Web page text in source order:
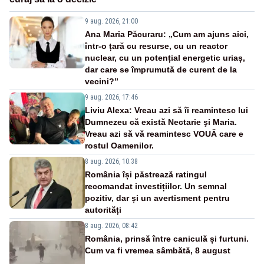
9 aug. 2026, 21:00
Ana Maria Păcuraru: „Cum am ajuns aici,
într-o țară cu resurse, cu un reactor
nuclear, cu un potențial energetic uriaș,
dar care se împrumută de curent de la
vecini?”
9 aug. 2026, 17:46
Liviu Alexa: Vreau azi sǎ îi reamintesc lui
Dumnezeu cǎ existǎ Nectarie şi Maria.
Vreau azi sǎ vǎ reamintesc VOUǍ care e
rostul Oamenilor.
8 aug. 2026, 10:38
România își păstrează ratingul
recomandat investițiilor. Un semnal
pozitiv, dar și un avertisment pentru
autorități
8 aug. 2026, 08:42
România, prinsă între caniculă și furtuni.
Cum va fi vremea sâmbătă, 8 august